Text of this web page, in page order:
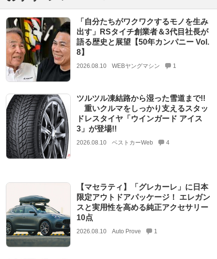
「自分たちがワクワクするモノを生み
出す」RSタイチ創業者＆3代目社長が
語る歴史と展望【50年カンパニー Vol.
8】
2026.08.10 WEBヤングマシン 1
ツルツル凍結路から湿った雪道まで!!
重いクルマをしっかり支えるスタッ
ドレスタイヤ「ウインガード アイス
3」が登場!!
2026.08.10 ベストカーWeb 4
【マセラティ】「グレカーレ」に日本
限定アウトドアパッケージ！ エレガン
スと実用性を高める純正アクセサリー
10点
2026.08.10 Auto Prove 1